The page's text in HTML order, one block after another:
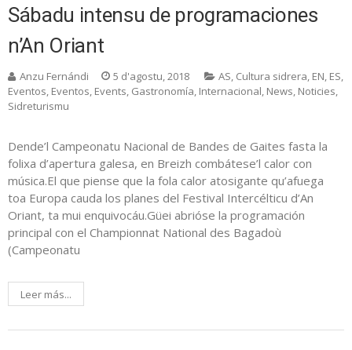
Sábadu intensu de programaciones
n’An Oriant
Anzu Fernándi 5 d'agostu, 2018 AS, Cultura sidrera, EN, ES,
Eventos, Eventos, Events, Gastronomía, Internacional, News, Noticies,
Sidreturismu
Dende’l Campeonatu Nacional de Bandes de Gaites fasta la
folixa d’apertura galesa, en Breizh combátese’l calor con
música.El que piense que la fola calor atosigante qu’afuega
toa Europa cauda los planes del Festival Intercélticu d’An
Oriant, ta mui enquivocáu.Güei abrióse la programación
principal con el Championnat National des Bagadoù
(Campeonatu
Leer más...